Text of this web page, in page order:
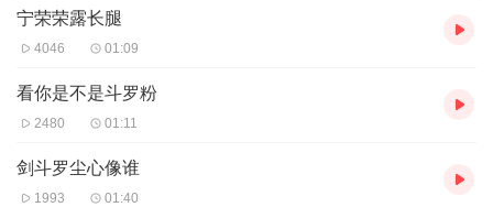
宁荣荣露长腿
4046 01:09
看你是不是斗罗粉
2480 01:11
剑斗罗尘心像谁
1993 01:40